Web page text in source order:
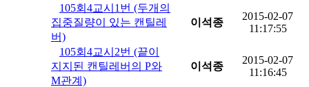
105회4교시1번 (두개의
집중질량이 있는 캔틸레
버)
이석종
2015-02-07
11:17:55
105회4교시2번 (끝이
지지된 캔틸레버의 P와
M관계)
이석종
2015-02-07
11:16:45